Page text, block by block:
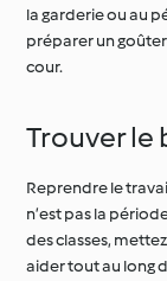
la garderie ou au
préparer un
cour.
Trouver le
Reprendre le
n’est pas la
des classes,
aider tout au long